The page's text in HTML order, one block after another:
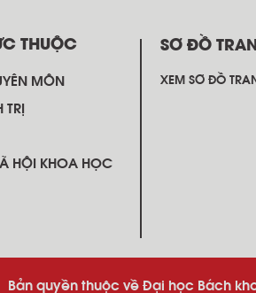
THUỘC
MÔN
TRỊ
HỘI KHOA HỌC
SƠ ĐỒ
XEM SƠ ĐỒ
Bản quyền thuộc về Đại học Bách